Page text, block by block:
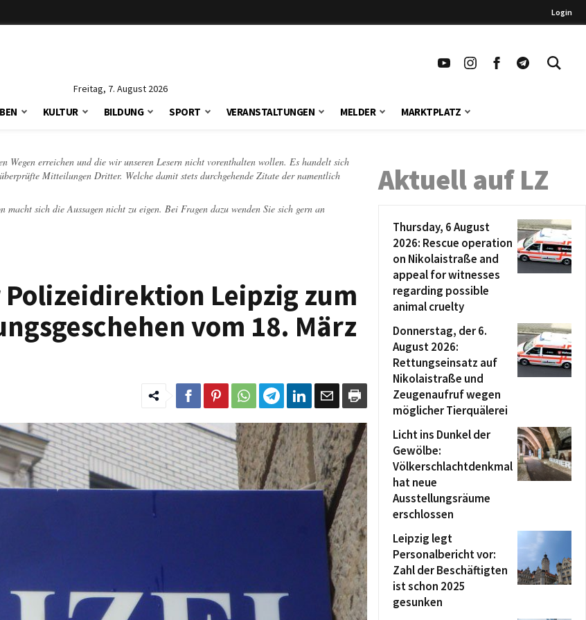
Login
Freitag, 7. August 2026
KULTUR BILDUNG SPORT VERANSTALTUNGEN MELDER MARKTPLATZ
Wegen erreichen und die wir unseren Lesern nicht vorenthalten wollen. Es handelt sich
Mitteilungen Dritter. Welche damit stets durchgehende Zitate der namentlich
sich die Aussagen nicht zu eigen. Bei Fragen dazu wenden Sie sich gern an
Leipzig zum
vom 18. März
Aktuell auf LZ
Thursday, 6 August
2026: Rescue operation
on Nikolaistraße and
appeal for witnesses
regarding possible
animal cruelty
Donnerstag, der 6.
August 2026:
Rettungseinsatz auf
Nikolaistraße und
Zeugenaufruf wegen
möglicher Tierquälerei
Licht ins Dunkel der
Gewölbe:
Völkerschlachtdenkmal
hat neue
Ausstellungsräume
erschlossen
Leipzig legt
Personalbericht vor:
Zahl der Beschäftigten
ist schon 2025
gesunken